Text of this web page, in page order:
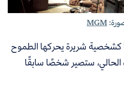
MGM
كشخصية شريرة يحركها الطموح
ستصير شخصًا سابقًا